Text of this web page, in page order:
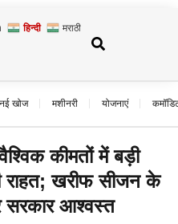
हिन्दी मराठी
नई खोज मशीनरी योजनाएं
कीमतों में बड़ी
राहत; खरीफ सीजन के
सरकार आश्वस्त